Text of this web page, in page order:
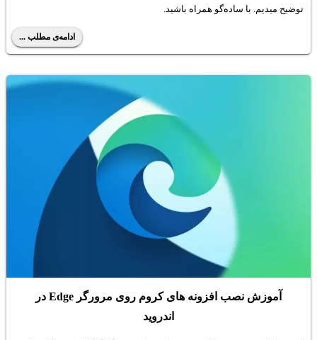
توضیح میدیم. با ساده‌گو همراه باشید.
ادامه‌ی مطلب ...
آموزش نصب افزونه های کروم روی مرورگر Edge در
اندروید